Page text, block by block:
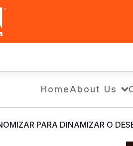
HomeAbout Us
PARA DINAMIZAR O